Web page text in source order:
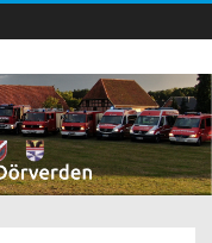
Dörverden